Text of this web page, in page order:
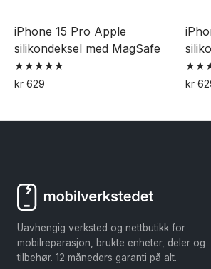
iPhone 15 Pro Apple
silikondeksel med MagSafe
Vurdert
5.00
kr 629
produktet
Alternativene
kan
velges
på
5.00
kr
Uavhengig verksted og nettbutikk for
mobilreparasjon, brukte enheter, deler og
tilbehør. 12 måneders garanti på alt.